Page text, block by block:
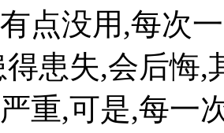
点没用,每次
患失,会后悔,
重,可是,每一